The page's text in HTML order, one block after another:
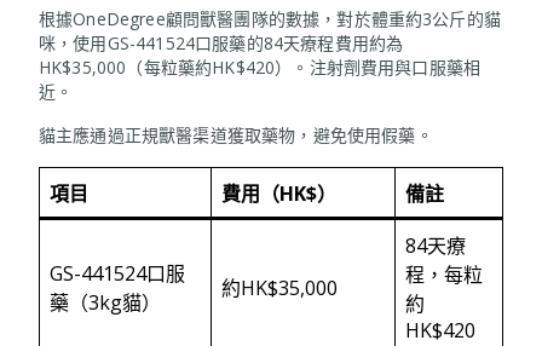
根據OneDegree顧問獸醫團隊的數據，對於體重約3公斤的貓
咪，使用GS-441524口服藥的84天療程費用約為
HK$35,000（每粒藥約HK$420）。注射劑費用與口服藥相
近。
貓主應通過正規獸醫渠道獲取藥物，避免使用假藥。
項目 費用（HK$） 備註
GS-441524口服
藥（3kg貓）
約HK$35,000
84天療
程，每粒
約
HK$420